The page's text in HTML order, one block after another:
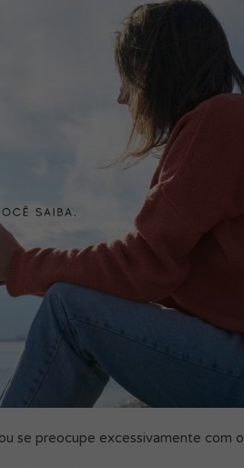
se preocupe excessivamente com o